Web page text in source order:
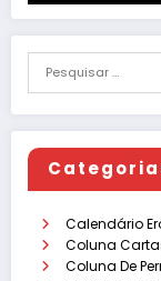
Calendário
Coluna
Coluna De